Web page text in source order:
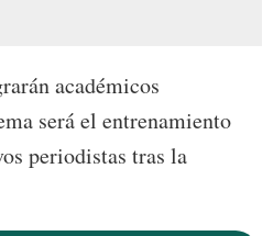
académicos
será el entrenamiento
periodistas tras la